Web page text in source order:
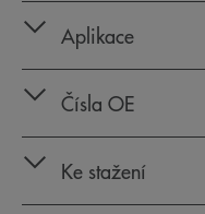
Aplikace
Čísla OE
Ke stažení